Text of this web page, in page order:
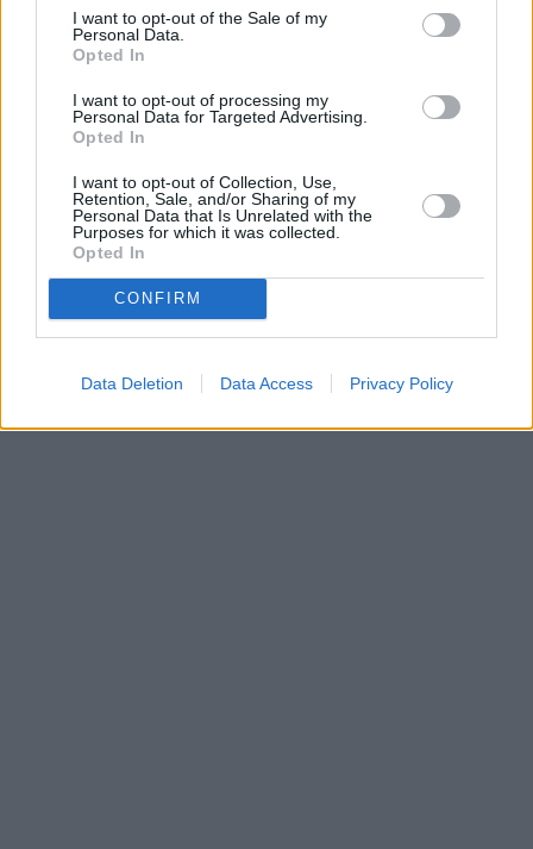
I want to opt-out of the Sale of my
Personal Data.
Opted In
I want to opt-out of processing my
Personal Data for Targeted Advertising.
Opted In
I want to opt-out of Collection, Use,
Retention, Sale, and/or Sharing of my
Personal Data that Is Unrelated with the
Purposes for which it was collected.
Opted In
CONFIRM
Data Deletion Data Access Privacy Policy
2. Βικτόρια Τκάτσουκ Ουκρανία 400μ. εμπόδια
3. Άννα Ριζίκοβα Ουκρανία 400μ. εμπόδια
3. Λόνα Σαλπέτερ Ισραήλ 10.000μ.
3. Ανγκελίνα Τόπιτς Σερβία Ύψος
3. Τίνα Σουτέι Σλοβενία Επί κοντώ
3. Χάνα Κνιάζεβα- Μινένκο Ισραήλ Τριπλούν